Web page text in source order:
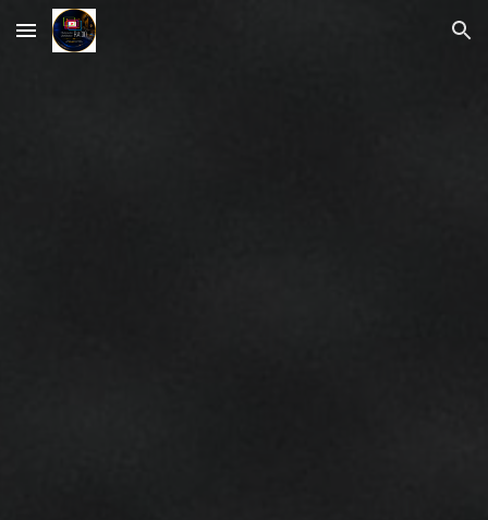
Skip to main content Skip to navigation